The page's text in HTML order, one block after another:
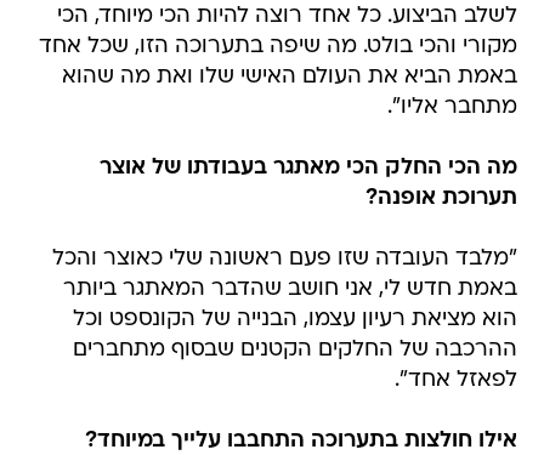
לשלב הביצוע. כל אחד רוצה להיות הכי מיוחד, הכי
מקורי והכי בולט. מה שיפה בתערוכה הזו, שכל אחד
באמת הביא את העולם האישי שלו ואת מה שהוא
מתחבר אליו".
מה הכי החלק הכי מאתגר בעבודתו של אוצר
תערוכת אופנה?
"מלבד העובדה שזו פעם ראשונה שלי כאוצר והכל
באמת חדש לי, אני חושב שהדבר המאתגר ביותר
הוא מציאת רעיון עצמו, הבנייה של הקונספט וכל
ההרכבה של החלקים הקטנים שבסוף מתחברים
לפאזל אחד".
אילו חולצות בתערוכה התחבבו עלייך במיוחד?